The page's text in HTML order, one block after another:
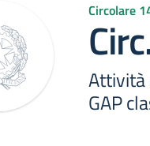
Circolare
Attività
GAP